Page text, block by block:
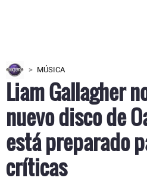
MÚSICA
Liam Gallagher
nuevo disco de
está preparado
críticas